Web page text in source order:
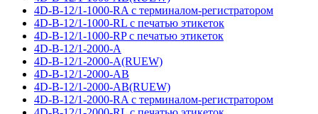
4D-B-12/1-1000-RA с терминалом-регистратором
4D-B-12/1-1000-RL с печатью этикеток
4D-B-12/1-1000-RP с печатью этикеток
4D-B-12/1-2000-A
4D-B-12/1-2000-A(RUEW)
4D-B-12/1-2000-AB
4D-B-12/1-2000-AB(RUEW)
4D-B-12/1-2000-RA с терминалом-регистратором